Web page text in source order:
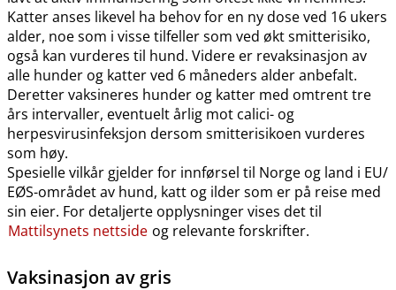
Katter anses likevel ha behov for en ny dose ved 16 ukers
alder, noe som i visse tilfeller som ved økt smitterisiko,
også kan vurderes til hund. Videre er revaksinasjon av
alle hunder og katter ved 6 måneders alder anbefalt.
Deretter vaksineres hunder og katter med omtrent tre
års intervaller, eventuelt årlig mot calici- og
herpesvirusinfeksjon dersom smitterisikoen vurderes
som høy.
Spesielle vilkår gjelder for innførsel til Norge og land i EU​/​
EØS-området av hund, katt og ilder som er på reise med
sin eier. For detaljerte opplysninger vises det til
Mattilsynets nettside og relevante forskrifter.
Vaksinasjon av gris